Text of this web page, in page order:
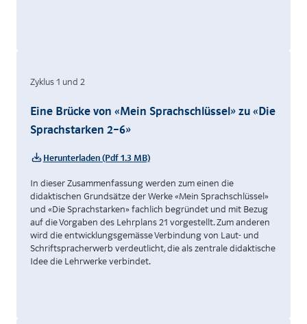
Zyklus 1 und 2
Eine Brücke von «Mein Sprachschlüssel» zu «Die
Sprachstarken 2–6»
Herunterladen (Pdf 1.3 MB)
In dieser Zusammenfassung werden zum einen die
didaktischen Grundsätze der Werke «Mein Sprachschlüssel»
und «Die Sprachstarken» fachlich begründet und mit Bezug
auf die Vorgaben des Lehrplans 21 vorgestellt. Zum anderen
wird die entwicklungsgemässe Verbindung von Laut- und
Schriftspracherwerb verdeutlicht, die als zentrale didaktische
Idee die Lehrwerke verbindet.